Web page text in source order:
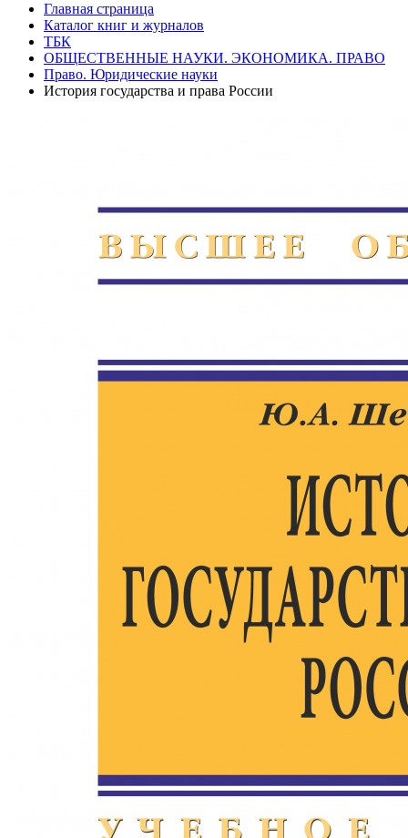
Главная страница
Каталог книг и журналов
ТБК
ОБЩЕСТВЕННЫЕ НАУКИ. ЭКОНОМИКА. ПРАВО
Право. Юридические науки
История государства и права России